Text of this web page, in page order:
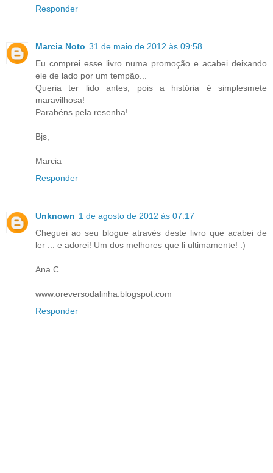
Responder
Marcia Noto 31 de maio de 2012 às 09:58
Eu comprei esse livro numa promoção e acabei deixando
ele de lado por um tempão...
Queria ter lido antes, pois a história é simplesmete
maravilhosa!
Parabéns pela resenha!
Bjs,
Marcia
Responder
Unknown 1 de agosto de 2012 às 07:17
Cheguei ao seu blogue através deste livro que acabei de
ler ... e adorei! Um dos melhores que li ultimamente! :)
Ana C.
www.oreversodalinha.blogspot.com
Responder